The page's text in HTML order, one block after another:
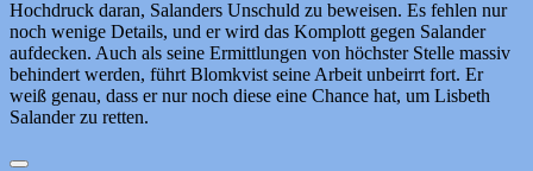
Hochdruck daran, Salanders Unschuld zu beweisen. Es fehlen nur
noch wenige Details, und er wird das Komplott gegen Salander
aufdecken. Auch als seine Ermittlungen von höchster Stelle massiv
behindert werden, führt Blomkvist seine Arbeit unbeirrt fort. Er
weiß genau, dass er nur noch diese eine Chance hat, um Lisbeth
Salander zu retten.